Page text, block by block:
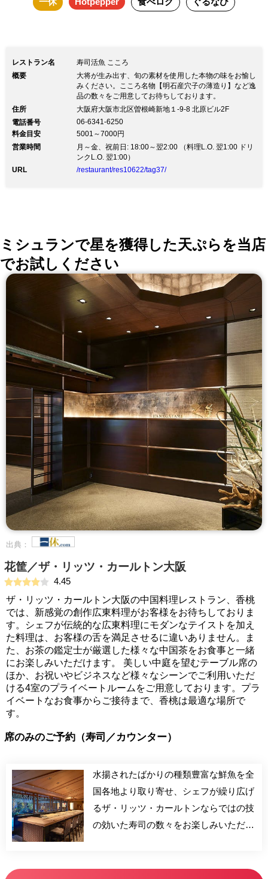
囲気の店内で是非ご賞味くださいませ。
レストラン名
寿司活魚 こころ
概要
大将が生み出す、旬の素材を使用した本物の味をお愉し
みください。こころ名物【明石産穴子の薄造り】など逸
品の数々をご用意してお待ちしております。
住所
大阪府大阪市北区曽根崎新地１-9-8 北原ビル2F
電話番号
06-6341-6250
料金目安
5001～7000円
営業時間
月～金、祝前日: 18:00～翌2:00 （料理L.O. 翌1:00 ドリ
ンクL.O. 翌1:00）
URL
/restaurant/res10622/tag37/
ミシュランで星を獲得した天ぷらを当店
でお試しください
出典：
花筐／ザ・リッツ・カールトン大阪
4.45
ザ・リッツ・カールトン大阪の中国料理レストラン、香桃
では、新感覚の創作広東料理がお客様をお待ちしておりま
す。シェフが伝統的な広東料理にモダンなテイストを加え
た料理は、お客様の舌を満足させるに違いありません。ま
た、お茶の鑑定士が厳選した様々な中国茶をお食事と一緒
にお楽しみいただけます。 美しい中庭を望むテーブル席の
ほか、お祝いやビジネスなど様々なシーンでご利用いただ
ける4室のプライベートルームをご用意しております。プラ
イベートなお食事からご接待まで、香桃は最適な場所で
す。
席のみのご予約（寿司／カウンター）
水揚されたばかりの種類豊富な鮮魚を全
国各地より取り寄せ、シェフが繰り広げ
るザ・リッツ・カールトンならではの技
の効いた寿司の数々をお楽しみいただけ